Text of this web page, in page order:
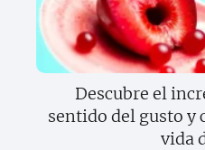
Descubre el
sentido del gusto y
vida